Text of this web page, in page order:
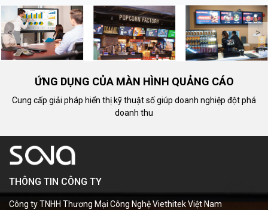
nghiệp.
nội dung từ xa.
< >
ỨNG DỤNG CỦA MÀN HÌNH QUẢNG CÁO
Cung cấp giải pháp hiển thị kỹ thuật số giúp doanh nghiệp đột phá
doanh thu
THÔNG TIN CÔNG TY
Công ty TNHH Thương Mại Công Nghệ Viethitek Việt Nam